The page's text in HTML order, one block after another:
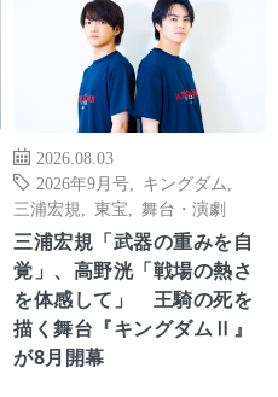
2026.08.03
2026年9月号
キングダム
三浦宏規
東宝 舞台・演劇
三浦宏規「武器の重みを自
覚」、高野洸「戦場の熱さ
を体感して」 王騎の死を
描く舞台『キングダムⅡ』
が8月開幕